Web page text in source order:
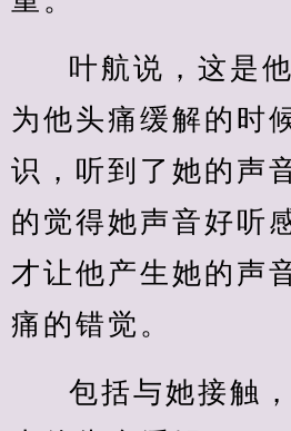
叶航说，这是
为他头痛缓解的时
识，听到了她的声
的觉得她声音好听
才让他产生她的声
痛的错觉。
包括与她接触